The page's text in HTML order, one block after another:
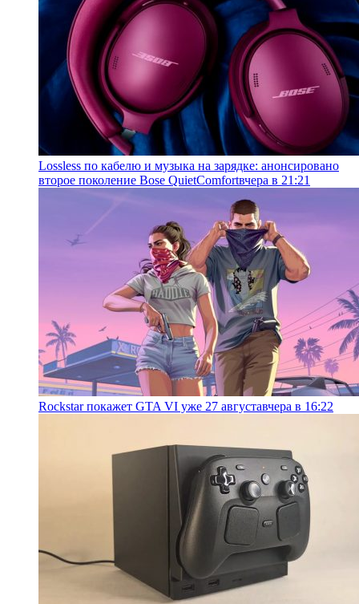
Lossless по кабелю и музыка на зарядке: анонсировано
второе поколение Bose QuietComfortвчера в 21:21
Rockstar покажет GTA VI уже 27 августавчера в 16:22